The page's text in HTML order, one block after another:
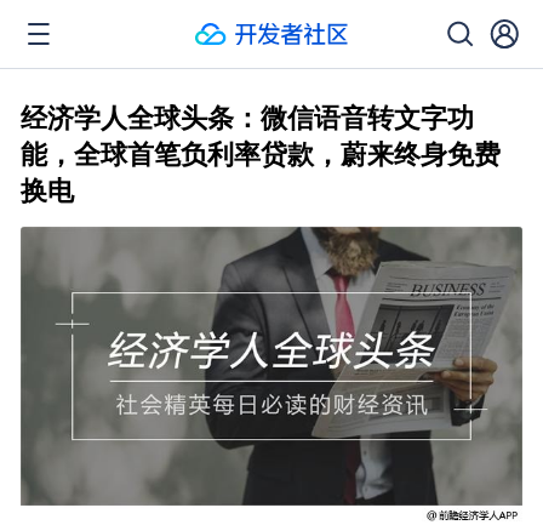
经济学人全球头条：微信语音转文字功
能，全球首笔负利率贷款，蔚来终身免费
换电